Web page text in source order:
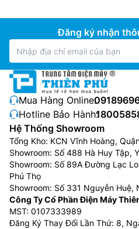
Đăng ký nhận
Mua Hàng Online:
Hotline Bảo Hành:
Hệ Thống Showroom
Tổng Kho: KCN Vĩnh Hoàng,
Showroom: Số 488 Hà Huy Tập,
Showroom: Số 89A Đường Lạc
Phú Thọ
Showroom: Số 331 Nguyễn Huệ,
Công Ty Cổ Phần Điện Máy
MST: 0107333989
Đăng Ký Thay Đổi Lần Thứ: 8,